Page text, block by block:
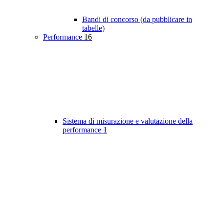
Bandi di concorso (da pubblicare in
tabelle)
Performance 16
Sistema di misurazione e valutazione della
performance 1